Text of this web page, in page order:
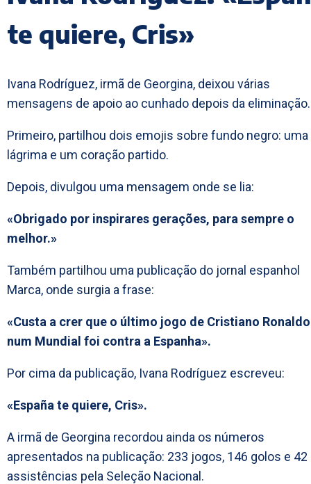
te quiere, Cris»
Ivana Rodríguez, irmã de Georgina, deixou várias
mensagens de apoio ao cunhado depois da eliminação.
Primeiro, partilhou dois emojis sobre fundo negro: uma
lágrima e um coração partido.
Depois, divulgou uma mensagem onde se lia:
«Obrigado por inspirares gerações, para sempre o
melhor.»
Também partilhou uma publicação do jornal espanhol
Marca, onde surgia a frase:
«Custa a crer que o último jogo de Cristiano Ronaldo
num Mundial foi contra a Espanha».
Por cima da publicação, Ivana Rodríguez escreveu:
«España te quiere, Cris».
A irmã de Georgina recordou ainda os números
apresentados na publicação: 233 jogos, 146 golos e 42
assistências pela Seleção Nacional.